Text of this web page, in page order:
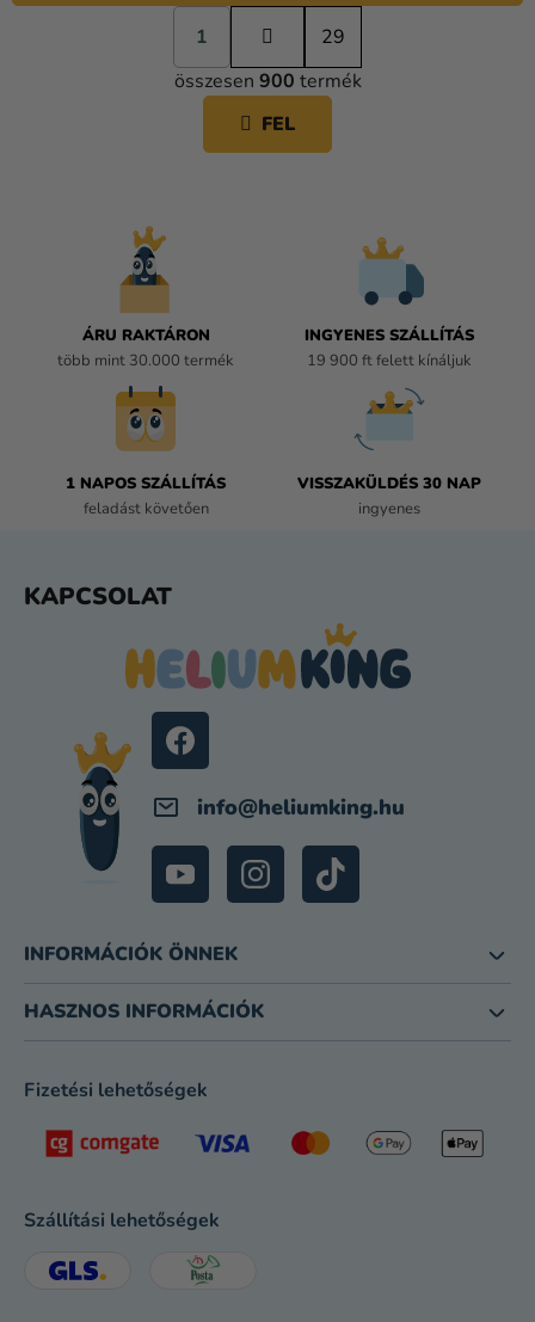
L
I
S
T
L
a
p
o
á
s
1
29
összesen 900 termék
FEL
ÁRU RAKTÁRON
több mint 30.000 termék
INGYENES SZÁLLÍTÁS
19 900 ft felett kínáljuk
1 NAPOS SZÁLLÍTÁS
feladást követően
VISSZAKÜLDÉS 30 NAP
ingyenes
KAPCSOLAT
info@heliumking.hu
INFORMÁCIÓK ÖNNEK
HASZNOS INFORMÁCIÓK
Fizetési lehetőségek
Szállítási lehetőségek